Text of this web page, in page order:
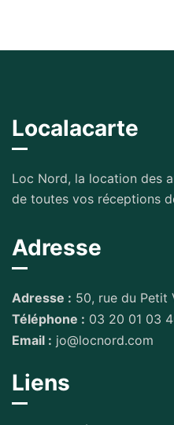
Localacarte
Loc Nord, la location des
de toutes vos réceptions
Adresse
Adresse : 50, rue du Petit
Téléphone : 03 20 01 03
Email : jo@locnord.com
Liens